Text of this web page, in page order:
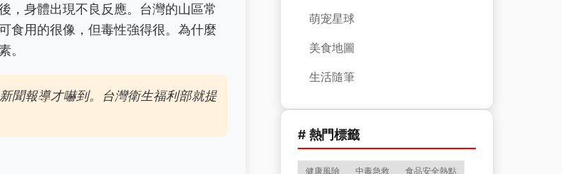
，身體出現不良反應。台灣的山區常
食用的很像，但毒性強得很。為什麼
。
聞報導才嚇到。台灣衛生福利部就提
萌宠星球
美食地圖
生活隨筆
# 熱門標籤
健康風險 中毒急救 食品安全熱點